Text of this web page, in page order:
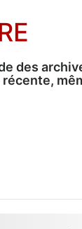
des